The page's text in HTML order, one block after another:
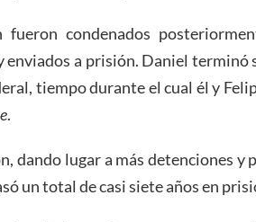
fueron condenados
enviados a prisión. Daniel terminó
tiempo durante el cual él y
.
dando lugar a más detenciones y
un total de casi siete años en